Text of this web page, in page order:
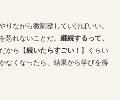
りながら微調整していけばいい。
恐れないことだ。継続するって、
から【続いたらすごい！ 】ぐらい
なくなったら、結果から学びを得